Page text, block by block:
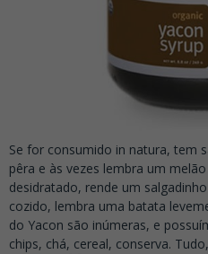
Se for consumido in natura, tem
pêra e às vezes lembra um
desidratado, rende um
cozido, lembra uma batata
do Yacon são inúmeras, e
chips, chá, cereal, conserva.